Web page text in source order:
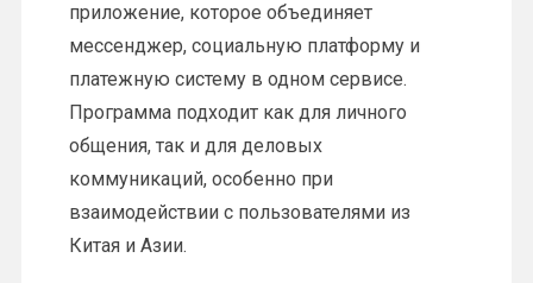
приложение, которое объединяет
мессенджер, социальную платформу и
платежную систему в одном сервисе.
Программа подходит как для личного
общения, так и для деловых
коммуникаций, особенно при
взаимодействии с пользователями из
Китая и Азии.